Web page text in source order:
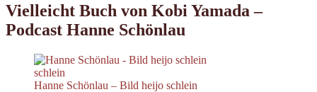
Vielleicht Buch von Kobi Yamada –
Podcast Hanne Schönlau
Hanne Schönlau – Bild heijo schlein